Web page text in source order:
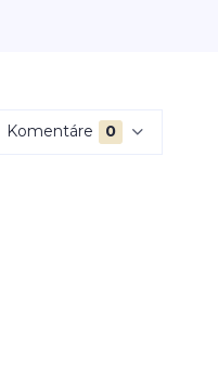
Komentáre 0